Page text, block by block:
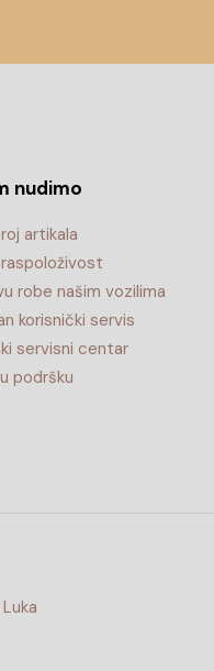
nudimo
artikala
robe našim vozilima
korisnički servis
servisni centar
podršku